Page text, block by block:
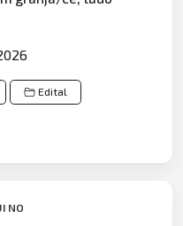
Edital
NO